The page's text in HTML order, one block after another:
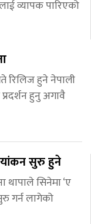
व्यापक पारिएको
रिलिज हुने नेपाली
हुनु अगावै
सुरु हुने
थापाले सिनेमा ‘ए
गर्न लागेको